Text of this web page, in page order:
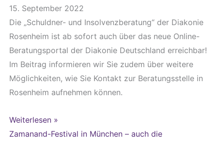
15. September 2022
Die „Schuldner- und Insolvenzberatung“ der Diakonie
Rosenheim ist ab sofort auch über das neue Online-
Beratungsportal der Diakonie Deutschland erreichbar!
Im Beitrag informieren wir Sie zudem über weitere
Möglichkeiten, wie Sie Kontakt zur Beratungsstelle in
Rosenheim aufnehmen können.
Weiterlesen »
Zamanand-Festival in München – auch die